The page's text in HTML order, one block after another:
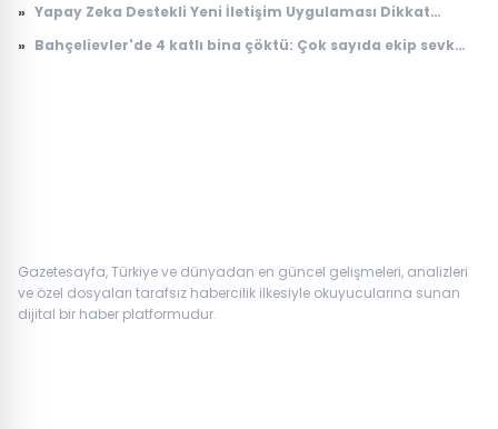
» Yapay Zeka Destekli Yeni İletişim Uygulaması Dikkat
» Bahçelievler'de 4 katlı bina çöktü: Çok sayıda ekip sevk
Gazetesayfa, Türkiye ve dünyadan en güncel gelişmeleri, analizleri
ve özel dosyaları tarafsız habercilik ilkesiyle okuyucularına sunan
dijital bir haber platformudur.